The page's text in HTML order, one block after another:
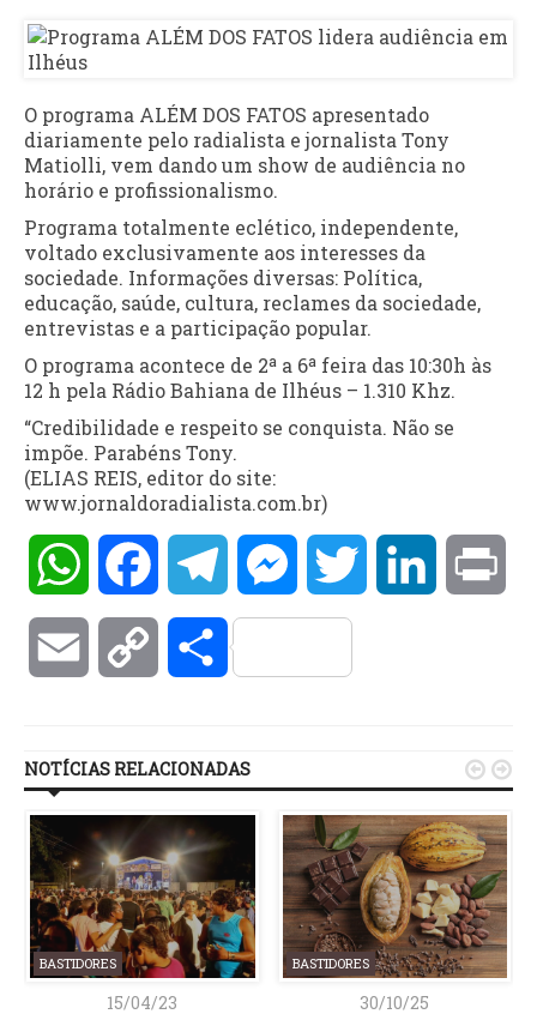
O programa ALÉM DOS FATOS apresentado
diariamente pelo radialista e jornalista Tony
Matiolli, vem dando um show de audiência no
horário e profissionalismo.
Programa totalmente eclético, independente,
voltado exclusivamente aos interesses da
sociedade. Informações diversas: Política,
educação, saúde, cultura, reclames da sociedade,
entrevistas e a participação popular.
O programa acontece de 2ª a 6ª feira das 10:30h às
12 h pela Rádio Bahiana de Ilhéus – 1.310 Khz.
“Credibilidade e respeito se conquista. Não se
impõe. Parabéns Tony.
(ELIAS REIS, editor do site:
www.jornaldoradialista.com.br)
WhatsAppFacebookTelegramMessengerTwitter LinkedIn
Email Copy Compartilhar
NOTÍCIAS RELACIONADAS
BASTIDORES
15/04/23
BASTIDORES
30/10/25
 